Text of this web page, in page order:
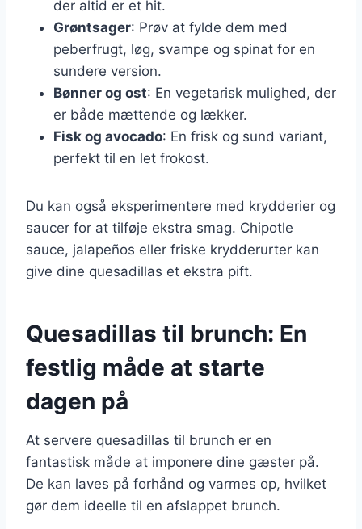
der altid er et hit.
Grøntsager: Prøv at fylde dem med
peberfrugt, løg, svampe og spinat for en
sundere version.
Bønner og ost: En vegetarisk mulighed, der
er både mættende og lækker.
Fisk og avocado: En frisk og sund variant,
perfekt til en let frokost.
Du kan også eksperimentere med krydderier og
saucer for at tilføje ekstra smag. Chipotle
sauce, jalapeños eller friske krydderurter kan
give dine quesadillas et ekstra pift.
Quesadillas til brunch: En
festlig måde at starte
dagen på
At servere quesadillas til brunch er en
fantastisk måde at imponere dine gæster på.
De kan laves på forhånd og varmes op, hvilket
gør dem ideelle til en afslappet brunch.